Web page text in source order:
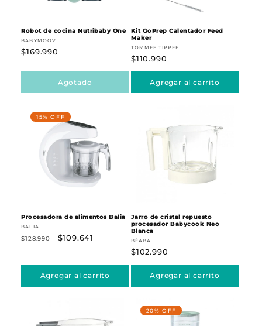
Robot de cocina Nutribaby One
Proveedor:
BABYMOOV
Precio
$169.990
Agotado
Kit GoPrep Calentador Feed
Maker
Proveedor:
TOMMEE TIPPEE
Precio
habitual
$110.990
Agregar al carrito
15% OFF
Procesadora de alimentos Balia
Proveedor:
BALIA
Precio
$128.990
Precio
$109.641
Agregar al carrito
Jarro de cristal repuesto
procesador Babycook Neo
Blanca
Proveedor:
BÉABA
Precio
habitual
$102.990
Agregar al carrito